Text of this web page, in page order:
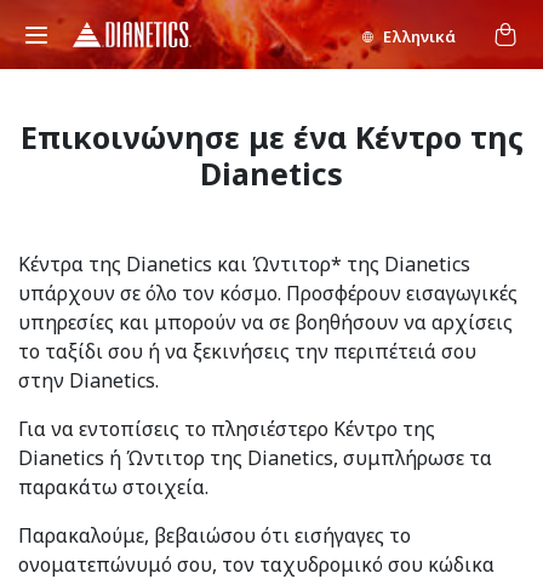
Ελληνικά
Επικοινώνησε με ένα Κέντρο της
Dianetics
Κέντρα της Dianetics και Ώντιτορ* της Dianetics
υπάρχουν σε όλο τον κόσμο. Προσφέρουν εισαγωγικές
υπηρεσίες και μπορούν να σε βοηθήσουν να αρχίσεις
το ταξίδι σου ή να ξεκινήσεις την περιπέτειά σου
στην Dianetics.
Για να εντοπίσεις το πλησιέστερο Κέντρο της
Dianetics ή Ώντιτορ της Dianetics, συμπλήρωσε τα
παρακάτω στοιχεία.
Παρακαλούμε, βεβαιώσου ότι εισήγαγες το
ονοματεπώνυμό σου, τον ταχυδρομικό σου κώδικα